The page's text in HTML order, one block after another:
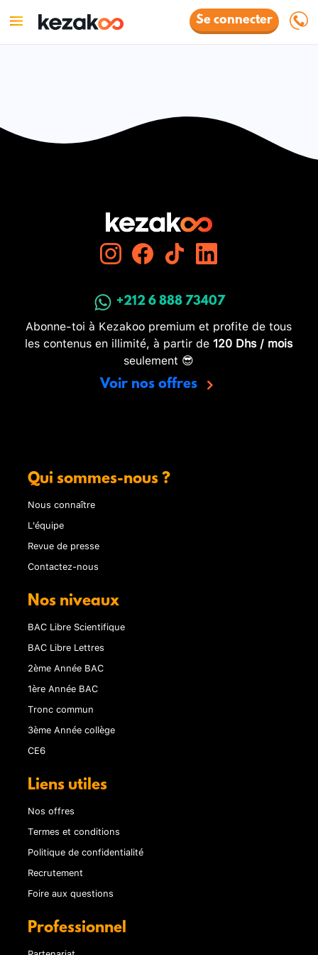
Se connecter
+212 6 888 73407
Abonne-toi à Kezakoo premium et profite de tous
les contenus en illimité, à partir de 120 Dhs / mois
seulement 😎
Voir nos offres
Qui sommes-nous ?
Nous connaître
L'équipe
Revue de presse
Contactez-nous
Nos niveaux
BAC Libre Scientifique
BAC Libre Lettres
2ème Année BAC
1ère Année BAC
Tronc commun
3ème Année collège
CE6
Liens utiles
Nos offres
Termes et conditions
Politique de confidentialité
Recrutement
Foire aux questions
Professionnel